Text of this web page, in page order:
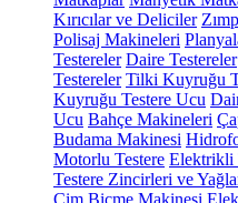
Kırıcılar ve Deliciler
Polisaj Makineleri
Testereler Daire Testereler
Testereler Tilki Kuyruğu
Kuyruğu Testere Ucu
Ucu Bahçe Makineleri
Budama Makinesi
Motorlu Testere Elektrikli
Testere Zincirleri ve
Çim Biçme Makinesi